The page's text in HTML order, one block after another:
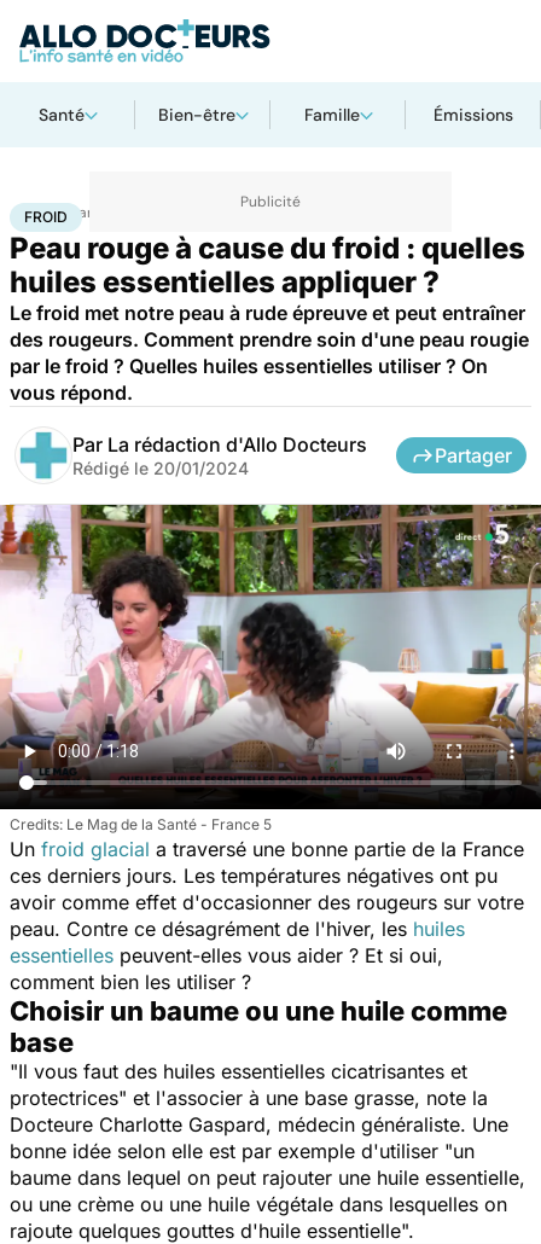
Santé Bien-être Famille Émissions
Accueil Santé Bobos du quotidien Froid
FROID
Peau rouge à cause du froid : quelles
huiles essentielles appliquer ?
Le froid met notre peau à rude épreuve et peut entraîner
des rougeurs. Comment prendre soin d'une peau rougie
par le froid ? Quelles huiles essentielles utiliser ? On
vous répond.
Par La rédaction d'Allo Docteurs
Rédigé le 20/01/2024
Partager
Le Mag de la Santé - France 5
Un froid glacial a traversé une bonne partie de la France
ces derniers jours. Les températures négatives ont pu
avoir comme effet d'occasionner des rougeurs sur votre
peau. Contre ce désagrément de l'hiver, les huiles
essentielles peuvent-elles vous aider ? Et si oui,
comment bien les utiliser ?
Choisir un baume ou une huile comme
base
"Il vous faut des huiles essentielles cicatrisantes et
protectrices" et l'associer à une base grasse, note la
Docteure Charlotte Gaspard, médecin généraliste. Une
bonne idée selon elle est par exemple d'utiliser "un
baume dans lequel on peut rajouter une huile essentielle,
ou une crème ou une huile végétale dans lesquelles on
rajoute quelques gouttes d'huile essentielle".